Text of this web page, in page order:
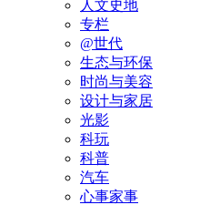
人文史地
专栏
@世代
生态与环保
时尚与美容
设计与家居
光影
科玩
科普
汽车
心事家事